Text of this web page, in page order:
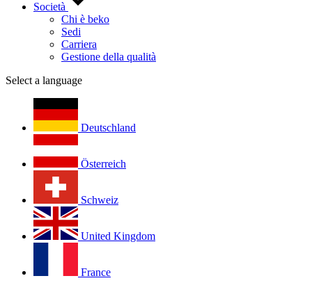
Società
Chi è beko
Sedi
Carriera
Gestione della qualità
Select a language
Deutschland
Österreich
Schweiz
United Kingdom
France